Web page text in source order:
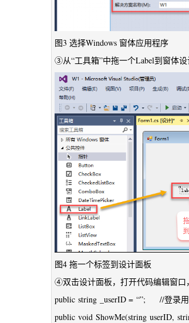
图3 选择Windows 窗体应用程序
③从“工具箱”中拖一个Label到窗体设
图4 拖一个标签到设计面板
④双击设计面板，打开代码编辑窗口
public string _userID = “”; //登录
public void ShowMe(string userID,